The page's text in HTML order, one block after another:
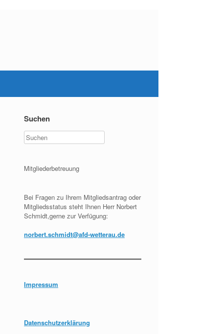
Suchen
Mitgliederbetreuung
Bei Fragen zu Ihrem Mitgliedsantrag oder
Mitgliedsstatus steht Ihnen Herr Norbert
Schmidt,gerne zur Verfügung:
norbert.schmidt@afd-wetterau.de
Impressum
Datenschutzerklärung